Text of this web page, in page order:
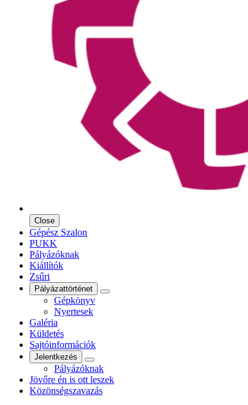
Close
Gépész Szalon
PUKK
Pályázóknak
Kiállítók
Zsűri
Pályázattörténet
Gépkönyv
Nyertesek
Galéria
Küldetés
Sajtóinformációk
Jelentkezés
Pályázóknak
Jövőre én is ott leszek
Közönségszavazás